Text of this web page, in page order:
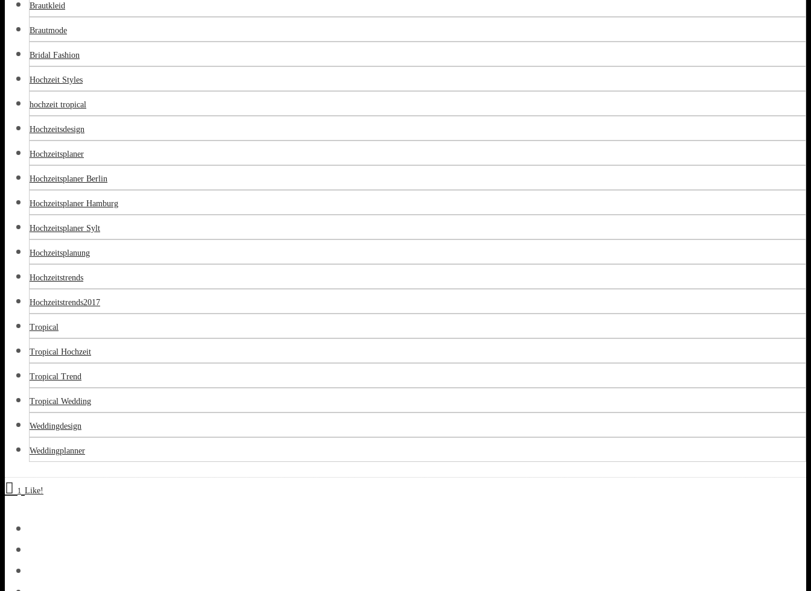
Brautkleid
Brautmode
Bridal Fashion
Hochzeit Styles
hochzeit tropical
Hochzeitsdesign
Hochzeitsplaner
Hochzeitsplaner Berlin
Hochzeitsplaner Hamburg
Hochzeitsplaner Sylt
Hochzeitsplanung
Hochzeitstrends
Hochzeitstrends2017
Tropical
Tropical Hochzeit
Tropical Trend
Tropical Wedding
Weddingdesign
Weddingplanner
1 Like!